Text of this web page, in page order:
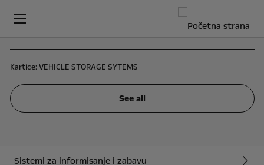
Kartice:VEHICLE STORAGE SYTEMS
See all
Sistemi za informisanje i zabavu